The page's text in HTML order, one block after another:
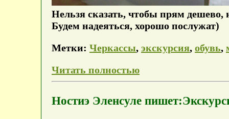
Нельзя сказать, чтобы прям дешево,
Будем надеяться, хорошо послужат)
Метки: Черкассы, экскурсия, обувь,
Читать полностью
Ностиэ Эленсуле